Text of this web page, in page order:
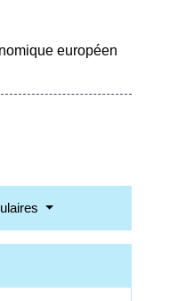
européen